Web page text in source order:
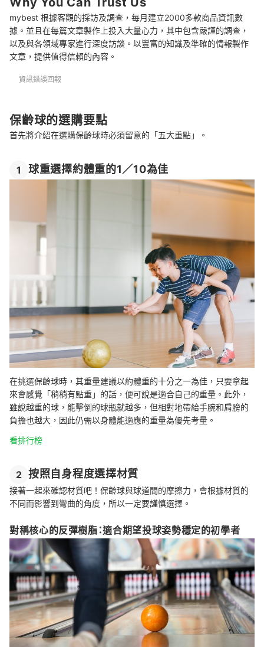
保齡球 推薦排行榜
選購保齡球的常見問題
若想精進技術，是否該準備多顆不同的保齡球呢？
總結
mybest 根據客觀的採訪及調查，每月建立2000多款商品資訊數
據。並且在每篇文章製作上投入大量心力，其中包含嚴謹的調查，
以及與各領域專家進行深度訪談。以豐富的知識及準確的情報製作
文章，提供值得信賴的內容。
資訊錯誤回報
保齡球的選購要點
首先將介紹在選購保齡球時必須留意的「五大重點」。
1 球重選擇約體重的1／10為佳
在挑選保齡球時，其重量建議以約體重的十分之一為佳，只要拿起
來會感覺「稍稍有點重」的話，便可說是適合自己的重量。此外，
雖說越重的球，能擊倒的球瓶就越多，但相對地帶給手腕和肩膀的
負擔也越大，因此仍需以身體能適應的重量為優先考量。
看排行榜
2 按照自身程度選擇材質
接著一起來確認材質吧！保齡球與球道間的摩擦力，會根據材質的
不同而影響到彎曲的角度，所以一定要謹慎選擇。
對稱核心的反彈樹脂：適合期望投球姿勢穩定的初學者